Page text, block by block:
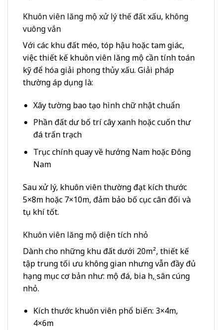
Khuôn viên lăng mộ xử lý thế đất xấu, không
vuông vắn
Với các khu đất méo, tóp hậu hoặc tam giác,
việc thiết kế khuôn viên lăng mộ cần tính toán
kỹ để hóa giải phong thủy xấu. Giải pháp
thường áp dụng là:
Xây tường bao tạo hình chữ nhật chuẩn
Phần đất dư bố trí cây xanh hoặc cuốn thư
đá trấn trạch
Trục chính quay về hướng Nam hoặc Đông
Nam
Sau xử lý, khuôn viên thường đạt kích thước
5×8m hoặc 7×10m, đảm bảo bố cục cân đối và
tụ khí tốt.
Khuôn viên lăng mộ diện tích nhỏ
Dành cho những khu đất dưới 20m², thiết kế
tập trung tối ưu không gian nhưng vẫn đầy đủ
hạng mục cơ bản như: mộ đá, bia họ, sân cúng
nhỏ.
Kích thước khuôn viên phổ biến: 3×4m,
4×6m